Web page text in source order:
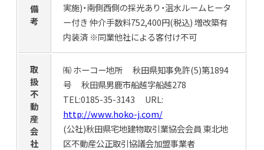
備
考
実施)・南側西側の採光あり・温水ルームヒータ
ー付き 仲介手数料752,400円(税込) 増改築有
内装済 ※同業他社による客付け不可
取
扱
不
動
産
会
社
㈲ ホーコー地所 秋田県知事免許(5)第1894
号 秋田県男鹿市船越字船越278
TEL:0185-35-3143 URL:
http://www.hoko-j.com/
(公社)秋田県宅地建物取引業協会会員 東北地
区不動産公正取引協議会加盟事業者